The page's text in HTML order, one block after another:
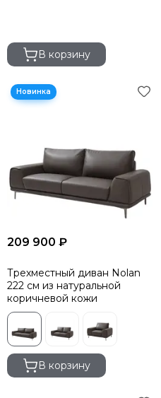
В корзину
209 900 ₽
Трехместный диван Nolan
222 см из натуральной
коричневой кожи
В корзину